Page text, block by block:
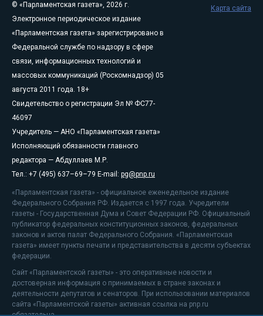
© «Парламентская газета», 2026 г.
Электронное периодическое издание
«Парламентская газета» зарегистрировано в
Федеральной службе по надзору в сфере
связи, информационных технологий и
массовых коммуникаций (Роскомнадзор) 05
августа 2011 года. 18+
Свидетельство о регистрации Эл № ФС77-
46097
Учредитель — АНО «Парламентская газета»
Исполняющий обязанности главного
редактора — Абдуллаев М.Р.
Тел.: +7 (495) 637–69–79 E-mail: pg@pnp.ru
«Парламентская газета» - официальное еженедельное издание
Федерального Собрания РФ. Издается с 1997 года. Учредители
газеты - Государственная Дума и Совет Федерации РФ. Официальный
публикатор федеральных конституционных законов, федеральных
законов и актов палат Федерального Собрания. «Парламентская
газета» имеет пункты печати и представительства в десяти субъектах
федерации.
Сайт «Парламентской газеты» - это оперативные новости и
достоверная информация о принимаемых в стране законах и
деятельности депутатов и сенаторов. При использовании материалов
сайта «Парламентской газеты» активная ссылка на pnp.ru
Карта сайта